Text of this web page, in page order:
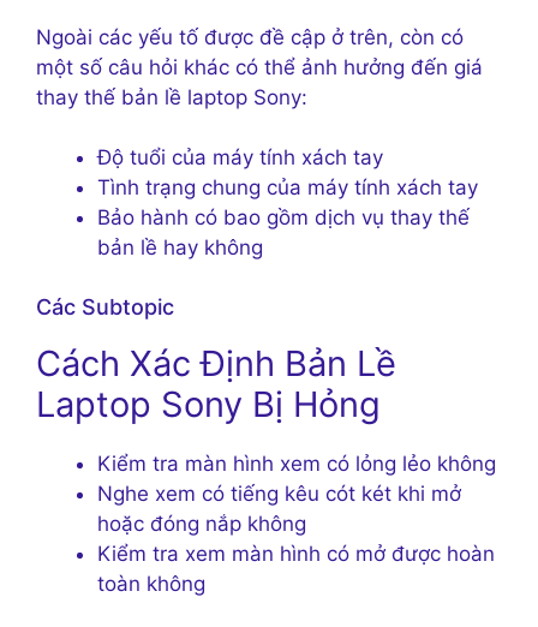
Ngoài các yếu tố được đề cập ở trên, còn có
một số câu hỏi khác có thể ảnh hưởng đến giá
thay thế bản lề laptop Sony:
Độ tuổi của máy tính xách tay
Tình trạng chung của máy tính xách tay
Bảo hành có bao gồm dịch vụ thay thế
bản lề hay không
Các Subtopic
Cách Xác Định Bản Lề
Laptop Sony Bị Hỏng
Kiểm tra màn hình xem có lỏng lẻo không
Nghe xem có tiếng kêu cót két khi mở
hoặc đóng nắp không
Kiểm tra xem màn hình có mở được hoàn
toàn không